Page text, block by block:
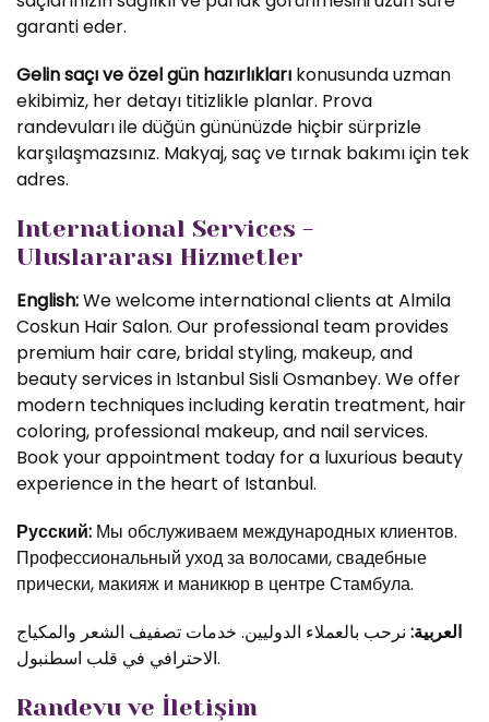
garanti eder.
Gelin saçı ve özel gün hazırlıkları konusunda uzman
ekibimiz, her detayı titizlikle planlar. Prova
randevuları ile düğün gününüzde hiçbir sürprizle
karşılaşmazsınız. Makyaj, saç ve tırnak bakımı için tek
adres.
International Services -
Uluslararası Hizmetler
English:We welcome international clients at Almila
Coskun Hair Salon. Our professional team provides
premium hair care, bridal styling, makeup, and
beauty services in Istanbul Sisli Osmanbey. We offer
modern techniques including keratin treatment, hair
coloring, professional makeup, and nail services.
Book your appointment today for a luxurious beauty
experience in the heart of Istanbul.
Русский: Мы обслуживаем международных клиентов.
Профессиональный уход за волосами, свадебные
прически, макияж и маникюр в центре Стамбула.
العربية: نرحب بالعملاء الدوليين. خدمات تصفيف الشعر والمكياج
الاحترافي في قلب اسطنبول.
Randevu ve İletişim